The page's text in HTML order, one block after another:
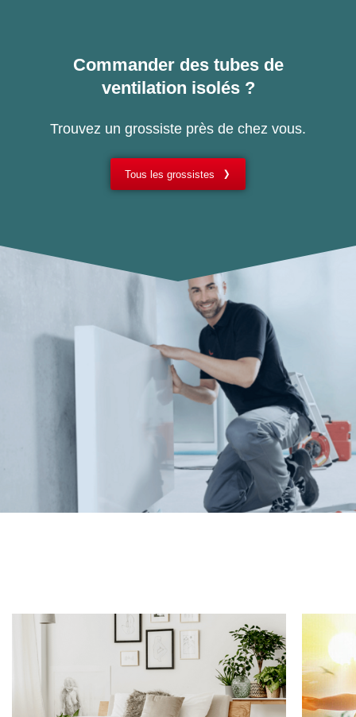
Commander des tubes de
ventilation isolés ?
Trouvez un grossiste près de chez vous.
Tous les grossistes